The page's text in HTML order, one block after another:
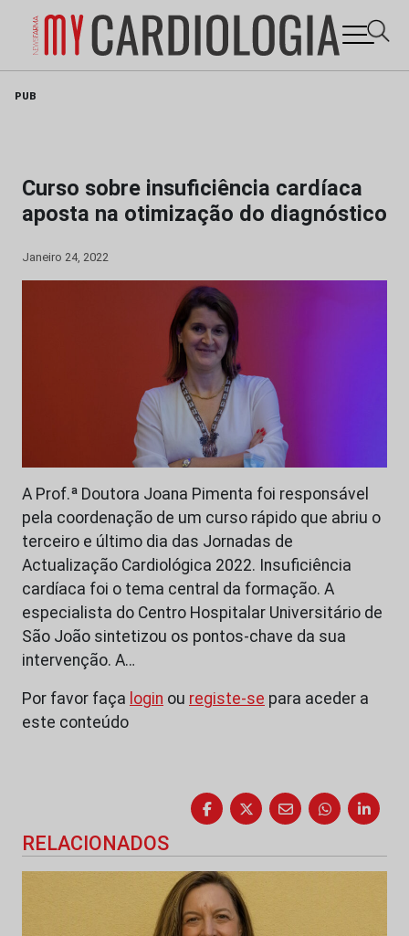
PUB
Curso sobre insuficiência cardíaca
aposta na otimização do diagnóstico
Janeiro 24, 2022
A Prof.ª Doutora Joana Pimenta foi responsável
pela coordenação de um curso rápido que abriu o
terceiro e último dia das Jornadas de
Actualização Cardiológica 2022. Insuficiência
cardíaca foi o tema central da formação. A
especialista do Centro Hospitalar Universitário de
São João sintetizou os pontos-chave da sua
intervenção. A…
Por favor faça login ou registe-se para aceder a
este conteúdo
RELACIONADOS